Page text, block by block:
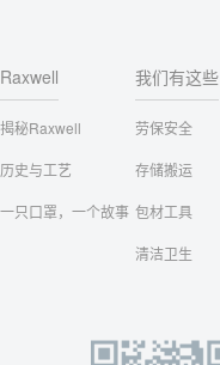
Raxwell
揭秘Raxwell
历史与工艺
一只口罩，一个故事
我们有这些
劳保安全
存储搬运
包材工具
清洁卫生